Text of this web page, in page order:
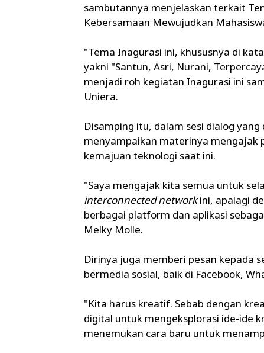
sambutannya menjelaskan terkait
Kebersamaan Mewujudkan
"Tema Inagurasi ini, khususnya di
yakni "Santun, Asri, Nurani,
menjadi roh kegiatan Inagurasi ini
Uniera.
Disamping itu, dalam sesi dialog
menyampaikan materinya mengajak
kemajuan teknologi saat ini.
"Saya mengajak kita semua untuk
interconnected networkini, apalagi
berbagai platform dan aplikasi
Melky Molle.
Dirinya juga memberi pesan kepada
bermedia sosial, baik di Facebook,
"Kita harus kreatif. Sebab dengan
digital untuk mengeksplorasi ide-ide
menemukan cara baru untuk